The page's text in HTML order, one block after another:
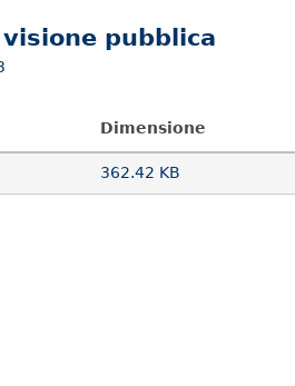
pubblica
Dimensione
362.42 KB